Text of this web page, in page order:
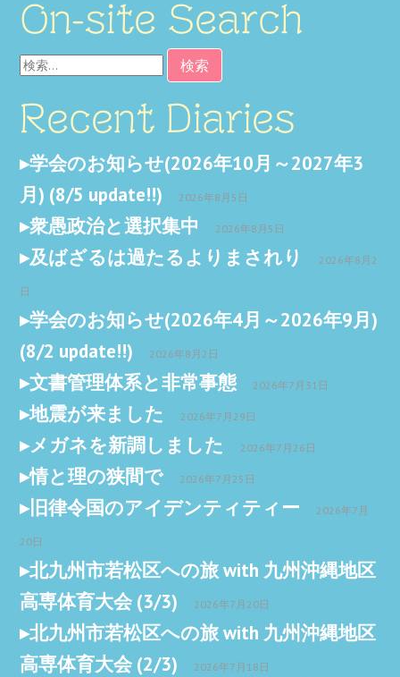
On-site Search
検
索:
Recent Diaries
学会のお知らせ(2026年10月～2027年3
月) (8/5 update!!)
2026年8月5日
衆愚政治と選択集中 2026年8月5日
及ばざるは過たるよりまされり 2026年8月2
日
学会のお知らせ(2026年4月～2026年9月)
(8/2 update!!)
2026年8月2日
文書管理体系と非常事態 2026年7月31日
地震が来ました 2026年7月29日
メガネを新調しました 2026年7月26日
情と理の狭間で 2026年7月25日
旧律令国のアイデンティティー 2026年7月
20日
北九州市若松区への旅 with 九州沖縄地区
高専体育大会 (3/3)
2026年7月20日
北九州市若松区への旅 with 九州沖縄地区
高専体育大会 (2/3)
2026年7月18日